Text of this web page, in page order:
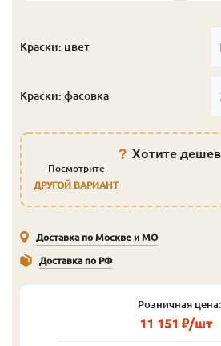
Краски: цвет
Краски: фасовка
Хотите
Посмотрите
ДРУГОЙ ВАРИАНТ
Доставка по Москве и МО
Доставка по РФ
Розничная цена:
11 151 ₽/шт